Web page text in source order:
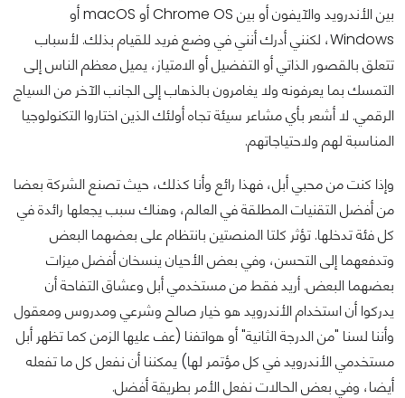
بين الأندرويد والآيفون أو بين Chrome OS أو macOS أو
Windows، لكنني أدرك أنني في وضع فريد للقيام بذلك. لأسباب
تتعلق بالقصور الذاتي أو التفضيل أو الامتياز، يميل معظم الناس إلى
التمسك بما يعرفونه ولا يغامرون بالذهاب إلى الجانب الآخر من السياج
الرقمي. لا أشعر بأي مشاعر سيئة تجاه أولئك الذين اختاروا التكنولوجيا
المناسبة لهم ولاحتياجاتهم.
وإذا كنت من محبي أبل، فهذا رائع وأنا كذلك، حيث تصنع الشركة بعضا
من أفضل التقنيات المطلقة في العالم، وهناك سبب يجعلها رائدة في
كل فئة تدخلها. تؤثر كلتا المنصتين بانتظام على بعضهما البعض
وتدفعهما إلى التحسن، وفي بعض الأحيان ينسخان أفضل ميزات
بعضهما البعض. أريد فقط من مستخدمي أبل وعشاق التفاحة أن
يدركوا أن استخدام الأندرويد هو خيار صالح وشرعي ومدروس ومعقول
وأننا لسنا "من الدرجة الثانية" أو هواتفنا (عف عليها الزمن كما تظهر أبل
مستخدمي الأندرويد في كل مؤتمر لها) يمكننا أن نفعل كل ما تفعله
أيضا، وفي بعض الحالات نفعل الأمر بطريقة أفضل.